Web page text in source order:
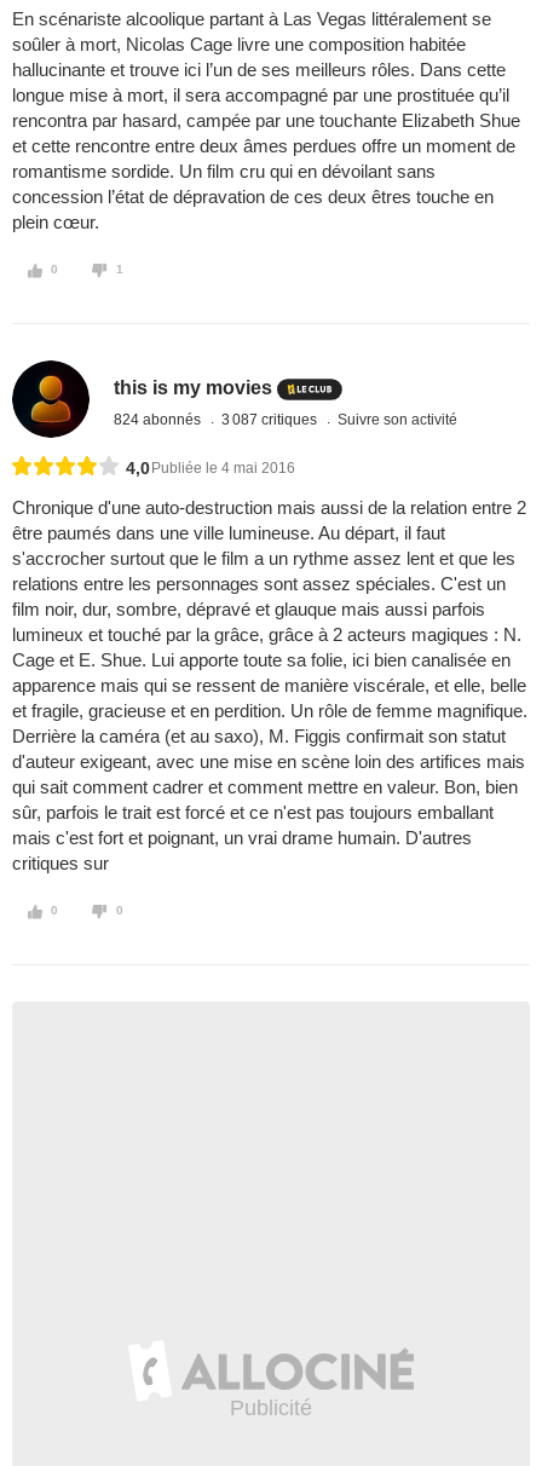
En scénariste alcoolique partant à Las Vegas littéralement se
soûler à mort, Nicolas Cage livre une composition habitée
hallucinante et trouve ici l’un de ses meilleurs rôles. Dans cette
longue mise à mort, il sera accompagné par une prostituée qu’il
rencontra par hasard, campée par une touchante Elizabeth Shue
et cette rencontre entre deux âmes perdues offre un moment de
romantisme sordide. Un film cru qui en dévoilant sans
concession l’état de dépravation de ces deux êtres touche en
plein cœur.
0 1
this is my movies
824 abonnés 3 087 critiques Suivre son activité
4,0 Publiée le 4 mai 2016
Chronique d'une auto-destruction mais aussi de la relation entre 2
être paumés dans une ville lumineuse. Au départ, il faut
s'accrocher surtout que le film a un rythme assez lent et que les
relations entre les personnages sont assez spéciales. C'est un
film noir, dur, sombre, dépravé et glauque mais aussi parfois
lumineux et touché par la grâce, grâce à 2 acteurs magiques : N.
Cage et E. Shue. Lui apporte toute sa folie, ici bien canalisée en
apparence mais qui se ressent de manière viscérale, et elle, belle
et fragile, gracieuse et en perdition. Un rôle de femme magnifique.
Derrière la caméra (et au saxo), M. Figgis confirmait son statut
d'auteur exigeant, avec une mise en scène loin des artifices mais
qui sait comment cadrer et comment mettre en valeur. Bon, bien
sûr, parfois le trait est forcé et ce n'est pas toujours emballant
mais c'est fort et poignant, un vrai drame humain. D'autres
critiques sur
0 0